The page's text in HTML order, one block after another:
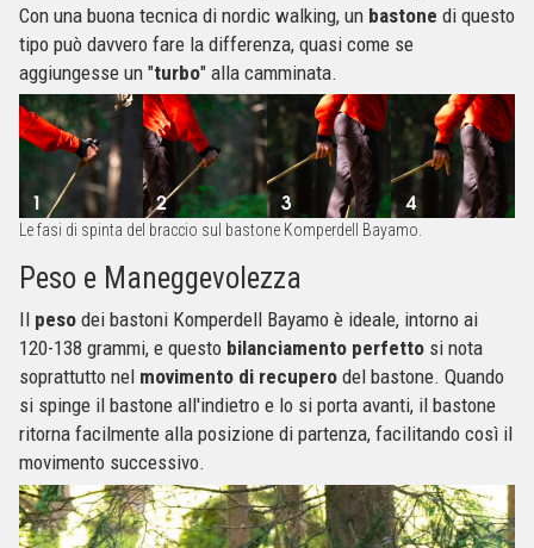
Con una buona tecnica di nordic walking, un bastone di questo
tipo può davvero fare la differenza, quasi come se
aggiungesse un "turbo" alla camminata.
Le fasi di spinta del braccio sul bastone Komperdell Bayamo.
Peso e Maneggevolezza
Il peso dei bastoni Komperdell Bayamo è ideale, intorno ai
120-138 grammi, e questo bilanciamento perfetto si nota
soprattutto nel movimento di recupero del bastone. Quando
si spinge il bastone all'indietro e lo si porta avanti, il bastone
ritorna facilmente alla posizione di partenza, facilitando così il
movimento successivo.